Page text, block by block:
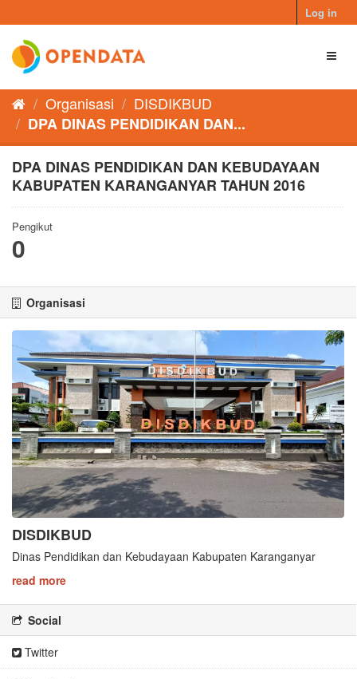
to
content
Log in
Organisasi
DISDIKBUD
DPA DINAS PENDIDIKAN DAN...
DPA DINAS PENDIDIKAN DAN KEBUDAYAAN
KABUPATEN KARANGANYAR TAHUN 2016
Pengikut
0
Organisasi
DISDIKBUD
Dinas Pendidikan dan Kebudayaan Kabupaten Karanganyar
read more
Social
Twitter